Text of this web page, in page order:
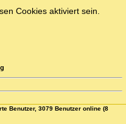
Cookies aktiviert sein.
Benutzer, 3079 Benutzer online (8